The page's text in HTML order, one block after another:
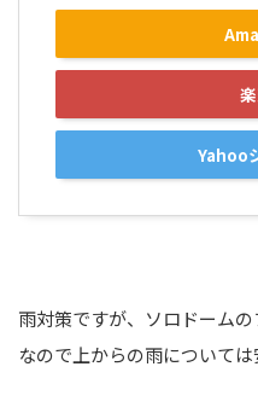
Yahoo
雨対策ですが、ソロドーム
なので上からの雨については